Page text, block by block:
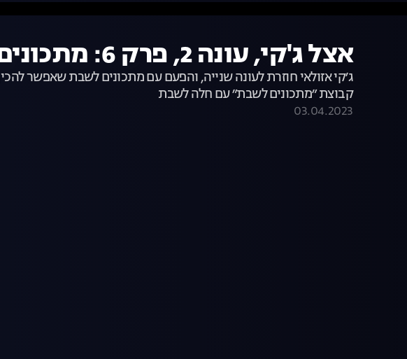
אצל ג'קי, עונה 2, פרק 6: מתכונים לשבת
ג׳קי אזולאי חוזרת לעונה שנייה, והפעם עם מתכונים לשבת שאפשר
קבוצת ״מתכונים לשבת״ עם חלה לשבת
03.04.2023